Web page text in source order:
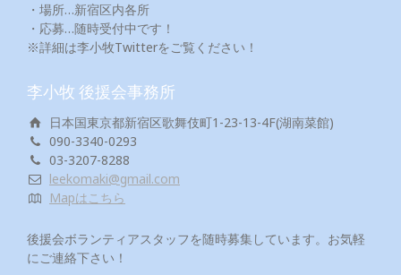
・場所…新宿区内各所
・応募…随時受付中です！
※詳細は李小牧Twitterをご覧ください！
李小牧 後援会事務所
日本国東京都新宿区歌舞伎町1-23-13-4F(湖南菜館)
090-3340-0293
03-3207-8288
leekomaki@gmail.com
Mapはこちら
後援会ボランティアスタッフを随時募集しています。お気軽
にご連絡下さい！